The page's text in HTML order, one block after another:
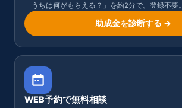
「うちは何がもらえる？」を約2分で。登録不要。
助成金を診断する →
WEB予約で無料相談